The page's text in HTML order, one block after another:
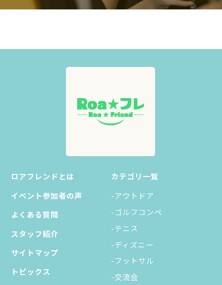
ロアフレンドとは
イベント参加者の声
よくある質問
スタッフ紹介
サイトマップ
トピックス
カテゴリ一覧
-アウトドア
-ゴルフコンペ
-テニス
-ディズニー
-フットサル
-交流会